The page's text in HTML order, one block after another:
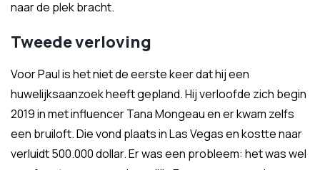
naar de plek bracht.
Tweede verloving
Voor Paul is het niet de eerste keer dat hij een
huwelijksaanzoek heeft gepland. Hij verloofde zich begin
2019 in met influencer Tana Mongeau en er kwam zelfs
een bruiloft. Die vond plaats in Las Vegas en kostte naar
verluidt 500.000 dollar. Er was een probleem: het was wel